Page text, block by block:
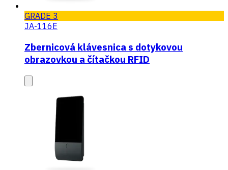
GRADE 3
JA-116E
Zbernicová klávesnica s dotykovou
obrazovkou a čítačkou RFID